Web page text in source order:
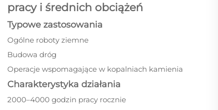
pracy i średnich obciążeń
Typowe zastosowania
Ogólne roboty ziemne
Budowa dróg
Operacje wspomagające w kopalniach kamienia
Charakterystyka działania
2000–4000 godzin pracy rocznie